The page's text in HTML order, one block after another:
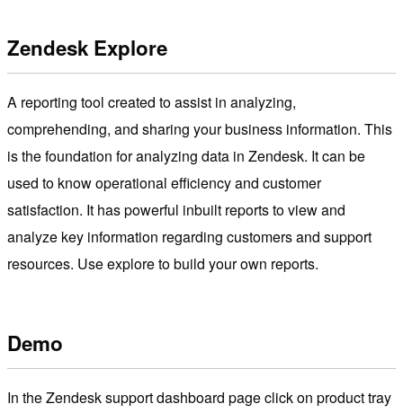
Zendesk Explore
A reporting tool created to assist in analyzing,
comprehending, and sharing your business information. This
is the foundation for analyzing data in Zendesk. It can be
used to know operational efficiency and customer
satisfaction. It has powerful inbuilt reports to view and
analyze key information regarding customers and support
resources. Use explore to build your own reports.
Demo
In the Zendesk support dashboard page click on product tray